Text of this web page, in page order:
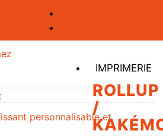
IMPRIMERIE
ROLLUP
/